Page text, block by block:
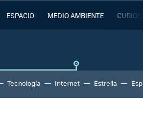
ESPACIO MEDIO AMBIENTE
Tecnología Internet Estrella